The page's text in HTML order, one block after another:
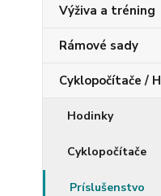
Výživa a tréning
Rámové sady
Cyklopočítače /
Hodinky
Cyklopočítače
Príslušenstvo